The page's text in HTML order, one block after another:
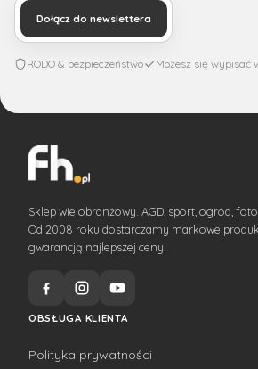
Dołącz do newslettera
RODO & bezpieczeństwo Możesz się wypisać
Sklep wielobranżowy. AGD, sport, ogród, foto
Od 2008 roku dostarczamy markowe
gwarancją najlepszej ceny.
OBSŁUGA KLIENTA
Polityka prywatności